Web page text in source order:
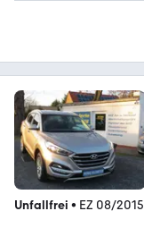
Unfallfrei • EZ 08/2015